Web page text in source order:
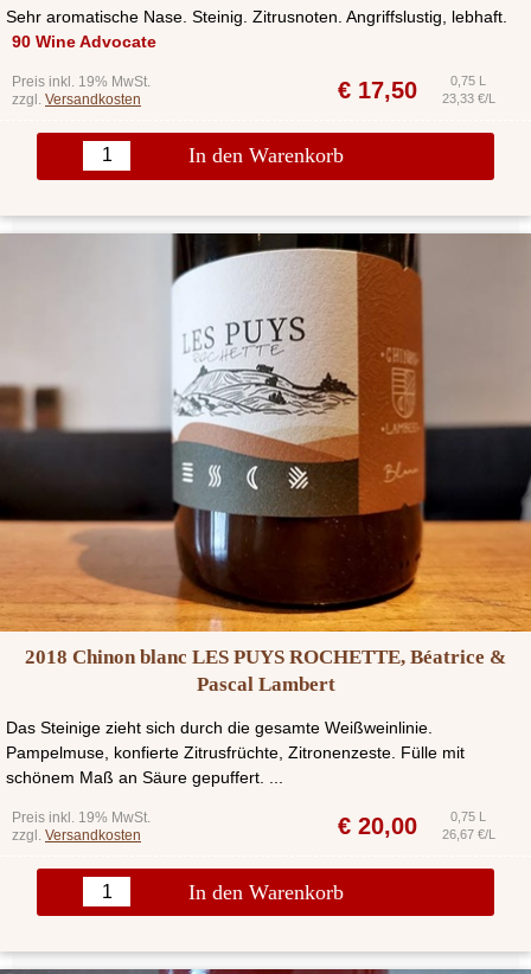
Sehr aromatische Nase. Steinig. Zitrusnoten. Angriffslustig, lebhaft.
90 Wine Advocate
Preis inkl. 19% MwSt.
zzgl. Versandkosten € 17,50
0,75 L
23,33 €/L
In den Warenkorb
2018 Chinon blanc LES PUYS ROCHETTE, Béatrice &
Pascal Lambert
Das Steinige zieht sich durch die gesamte Weißweinlinie.
Pampelmuse, konfierte Zitrusfrüchte, Zitronenzeste. Fülle mit
schönem Maß an Säure gepuffert. ...
Preis inkl. 19% MwSt.
zzgl. Versandkosten € 20,00
0,75 L
26,67 €/L
In den Warenkorb